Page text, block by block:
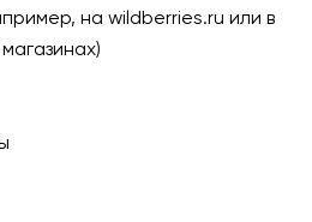
на wildberries.ru или в